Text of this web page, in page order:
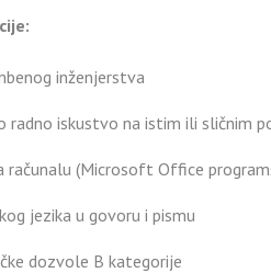
inženjerstva
radno iskustvo na istim ili sličnim
računalu (Microsoft Office
jezika u govoru i pismu
dozvole B kategorije